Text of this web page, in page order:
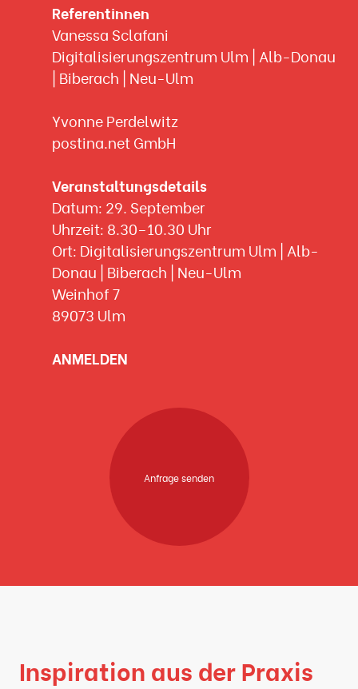
Referentinnen
Vanessa Sclafani
Digitalisierungszentrum Ulm | Alb-Donau
| Biberach | Neu-Ulm
Yvonne Perdelwitz
postina.net GmbH
Veranstaltungsdetails
Datum: 29. September
Uhrzeit: 8.30–10.30 Uhr
Ort: Digitalisierungszentrum Ulm | Alb-
Donau | Biberach | Neu-Ulm
Weinhof 7
89073 Ulm
ANMELDEN
Anfrage senden
Inspiration aus der Praxis